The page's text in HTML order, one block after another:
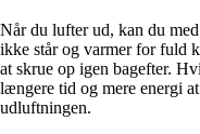
Når du lufter ud, kan du
ikke står og varmer for fuld
at skrue op igen bagefter.
længere tid og mere energi
udluftningen.